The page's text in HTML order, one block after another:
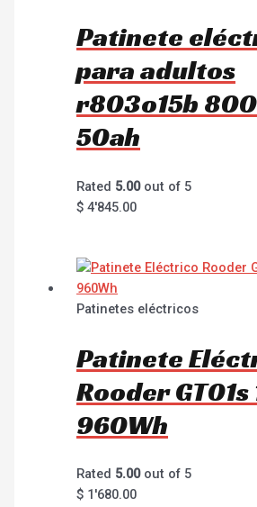
Patinete
para adultos
r803o15b
50ah
Rated 5.00out of 5
$ 4'845.00
Patinetes eléctricos
Patinete
Rooder
960Wh
Rated 5.00out of 5
$ 1'680.00